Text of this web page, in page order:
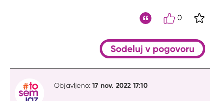
0
Sodeluj v pogovoru
Objavljeno:17 nov. 2022 17:10